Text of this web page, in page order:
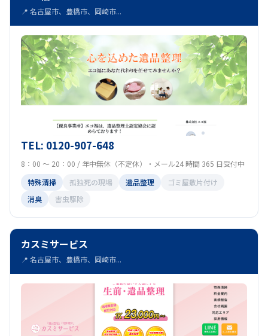
📍 名古屋市、豊橋市、岡崎市...
TEL: 0120-907-648
8：00 ～ 20：00 / 年中無休（不定休）・メール24 時間 365 日受付中
特殊清掃
孤独死の現場 遺品整理
ゴミ屋敷片付け
消臭
害虫駆除
カスミサービス
📍 名古屋市、豊橋市、岡崎市...